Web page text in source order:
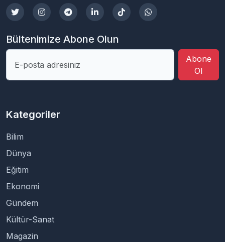
Bültenimize Abone Olun
Abone
Ol
Kategoriler
Bilim
Dünya
Eğitim
Ekonomi
Gündem
Kültür-Sanat
Magazin